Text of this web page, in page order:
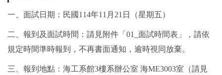
教學資訊
教職人員
一、面試日期：民國114年11月21日（星期五）
二、報到及面試時間：請見附件「01_面試時間表」，請依
規定時間準時報到，不再書面通知，逾時視同放棄。
三、報到地點：海工系館3樓系辦公室 海ME3003室（請見